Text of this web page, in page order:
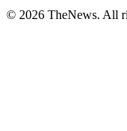
© 2026 TheNews. All